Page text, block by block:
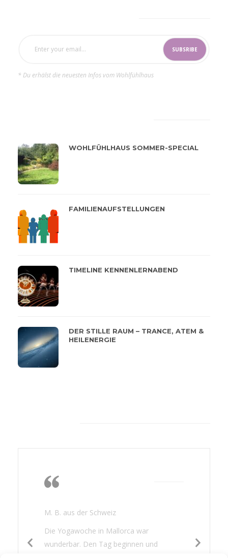
* Du erhälst die neuesten Infos vom Wohlfühlhaus
WOHLFÜHLHAUS SOMMER-SPECIAL
FAMILIENAUFSTELLUNGEN
TIMELINE KENNENLERNABEND
DER STILLE RAUM – TRANCE, ATEM &
HEILENERGIE
M. B. aus der Schweiz
Die Yogawoche in Mallorca war
wunderbar. Den Tag beginnen und